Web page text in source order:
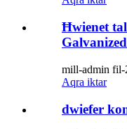
Ħwienet
mill-admin fil-
Aqra iktar
dwiefer